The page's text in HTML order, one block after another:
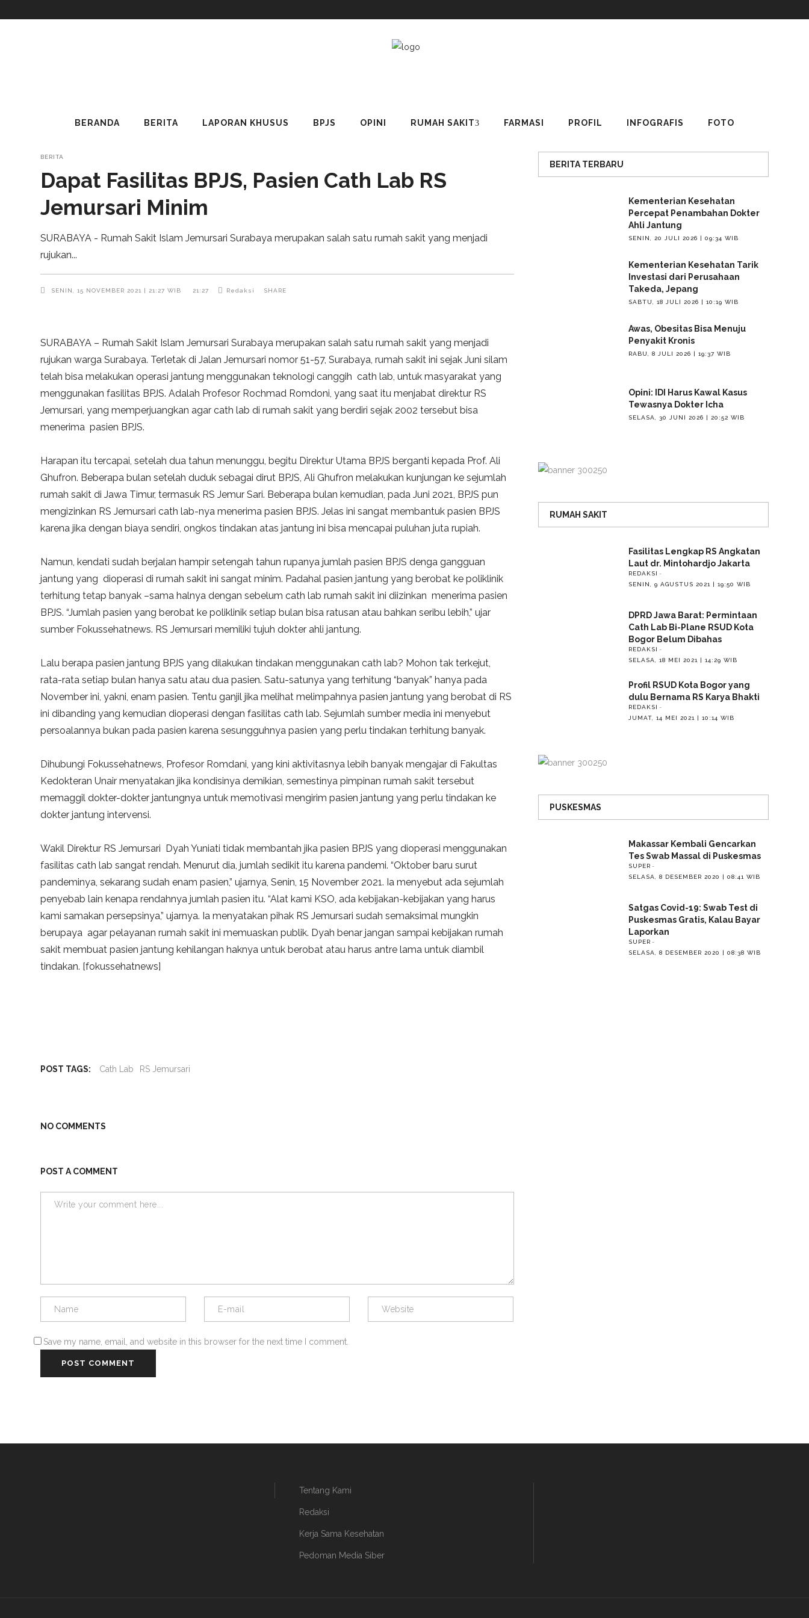
BERANDA BERITA LAPORAN KHUSUS BPJS OPINI RUMAH SAKIT FARMASI PROFIL INFOGRAFIS FOTO
BERITA
Dapat Fasilitas BPJS, Pasien Cath Lab RS
Jemursari Minim
SURABAYA - Rumah Sakit Islam Jemursari Surabaya merupakan salah satu rumah sakit yang menjadi
rujukan
SENIN, 15 NOVEMBER 2021 | 21:27 WIB 21:27 Redaksi SHARE
SURABAYA – Rumah Sakit Islam Jemursari Surabaya merupakan salah satu rumah sakit yang menjadi
rujukan warga Surabaya. Terletak di Jalan Jemursari nomor 51-57, Surabaya, rumah sakit ini sejak Juni silam
telah bisa melakukan operasi jantung menggunakan teknologi canggih cath lab, untuk masyarakat yang
menggunakan fasilitas BPJS. Adalah Profesor Rochmad Romdoni, yang saat itu menjabat direktur RS
Jemursari, yang memperjuangkan agar cath lab di rumah sakit yang berdiri sejak 2002 tersebut bisa
menerima pasien BPJS.
Harapan itu tercapai, setelah dua tahun menunggu, begitu Direktur Utama BPJS berganti kepada Prof. Ali
Ghufron. Beberapa bulan setelah duduk sebagai dirut BPJS, Ali Ghufron melakukan kunjungan ke sejumlah
rumah sakit di Jawa Timur, termasuk RS Jemur Sari. Beberapa bulan kemudian, pada Juni 2021, BPJS pun
mengizinkan RS Jemursari cath lab-nya menerima pasien BPJS. Jelas ini sangat membantuk pasien BPJS
karena jika dengan biaya sendiri, ongkos tindakan atas jantung ini bisa mencapai puluhan juta rupiah.
Namun, kendati sudah berjalan hampir setengah tahun rupanya jumlah pasien BPJS denga gangguan
jantung yang dioperasi di rumah sakit ini sangat minim. Padahal pasien jantung yang berobat ke poliklinik
terhitung tetap banyak –sama halnya dengan sebelum cath lab rumah sakit ini diizinkan menerima pasien
BPJS. “Jumlah pasien yang berobat ke poliklinik setiap bulan bisa ratusan atau bahkan seribu lebih,” ujar
sumber Fokussehatnews. RS Jemursari memiliki tujuh dokter ahli jantung.
Lalu berapa pasien jantung BPJS yang dilakukan tindakan menggunakan cath lab? Mohon tak terkejut,
rata-rata setiap bulan hanya satu atau dua pasien. Satu-satunya yang terhitung “banyak” hanya pada
November ini, yakni, enam pasien. Tentu ganjil jika melihat melimpahnya pasien jantung yang berobat di RS
ini dibanding yang kemudian dioperasi dengan fasilitas cath lab. Sejumlah sumber media ini menyebut
persoalannya bukan pada pasien karena sesungguhnya pasien yang perlu tindakan terhitung banyak.
Dihubungi Fokussehatnews, Profesor Romdani, yang kini aktivitasnya lebih banyak mengajar di Fakultas
Kedokteran Unair menyatakan jika kondisinya demikian, semestinya pimpinan rumah sakit tersebut
memaggil dokter-dokter jantungnya untuk memotivasi mengirim pasien jantung yang perlu tindakan ke
dokter jantung intervensi.
Wakil Direktur RS Jemursari Dyah Yuniati tidak membantah jika pasien BPJS yang dioperasi menggunakan
fasilitas cath lab sangat rendah. Menurut dia, jumlah sedikit itu karena pandemi. “Oktober baru surut
pandeminya, sekarang sudah enam pasien,” ujarnya, Senin, 15 November 2021. Ia menyebut ada sejumlah
penyebab lain kenapa rendahnya jumlah pasien itu. “Alat kami KSO, ada kebijakan-kebijakan yang harus
kami samakan persepsinya,” ujarnya. Ia menyatakan pihak RS Jemursari sudah semaksimal mungkin
berupaya agar pelayanan rumah sakit ini memuaskan publik. Dyah benar jangan sampai kebijakan rumah
sakit membuat pasien jantung kehilangan haknya untuk berobat atau harus antre lama untuk diambil
tindakan. [fokussehatnews]
POST TAGS: Cath Lab RS Jemursari
NO COMMENTS
POST A COMMENT
Save my name, email, and website in this browser for the next time I comment.
BERITA TERBARU
Kementerian Kesehatan
Percepat Penambahan Dokter
Ahli Jantung
SENIN, 20 JULI 2026 | 09:34 WIB
Kementerian Kesehatan Tarik
Investasi dari Perusahaan
Takeda, Jepang
SABTU, 18 JULI 2026 | 10:19 WIB
Awas, Obesitas Bisa Menuju
Penyakit Kronis
RABU, 8 JULI 2026 | 19:37 WIB
Opini: IDI Harus Kawal Kasus
Tewasnya Dokter Icha
SELASA, 30 JUNI 2026 | 20:52 WIB
RUMAH SAKIT
Fasilitas Lengkap RS Angkatan
Laut dr. Mintohardjo Jakarta
REDAKSI
SENIN, 9 AGUSTUS 2021 | 19:50 WIB
DPRD Jawa Barat: Permintaan
Cath Lab Bi-Plane RSUD Kota
Bogor Belum Dibahas
REDAKSI
SELASA, 18 MEI 2021 | 14:29 WIB
Profil RSUD Kota Bogor yang
dulu Bernama RS Karya Bhakti
REDAKSI
JUMAT, 14 MEI 2021 | 10:14 WIB
PUSKESMAS
Makassar Kembali Gencarkan
Tes Swab Massal di Puskesmas
SUPER
SELASA, 8 DESEMBER 2020 | 08:41 WIB
Satgas Covid-19: Swab Test di
Puskesmas Gratis, Kalau Bayar
Laporkan
SUPER
SELASA, 8 DESEMBER 2020 | 08:38 WIB
Tentang Kami
Redaksi
Kerja Sama Kesehatan
Pedoman Media Siber